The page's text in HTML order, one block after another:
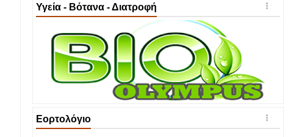
Υγεία - Βότανα - Διατροφή
Εορτολόγιο